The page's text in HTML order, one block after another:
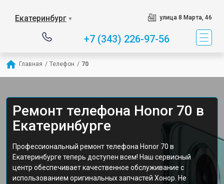
Екатеринбург ▼ улица 8 Марта, 46
+7 (343) 226-97-56
Главная / Телефон / 70
Ремонт телефона Honor 70 в
Екатеринбурге
Профессиональный ремонт телефона Honor 70 в
Екатеринбурге теперь доступен всем! Наш сервисный
центр обеспечивает качественное обслуживание с
использованием оригинальных запчастей Хонор. Не